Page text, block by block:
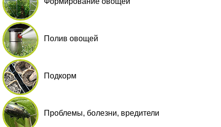
Полив овощей
Подкорм
Проблемы, болезни, вредители